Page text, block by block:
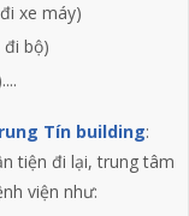
xe máy)
đi bộ)
Tín building:
tiện đi lại, trung tâm
viện như: